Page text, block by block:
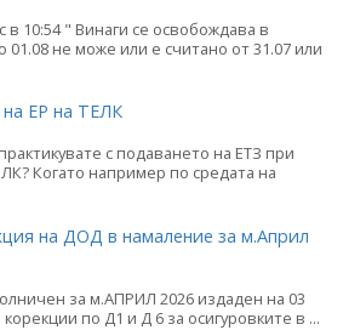
в 10:54 " Винаги се освобождава в
не може или е считано от 31.07 или
ЕР на ТЕЛК
с подаването на ЕТЗ при
Когато например по средата на
на ДОД в намаление за м.Април
за м.АПРИЛ 2026 издаден на 03
по Д1 и Д 6 за осигуровките в ...